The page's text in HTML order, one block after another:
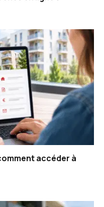
accéder à